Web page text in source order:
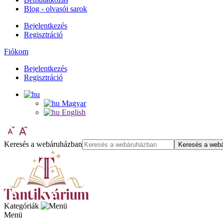
Blog - olvasói sarok
Bejelentkezés
Regisztráció
Fiókom
Bejelentkezés
Regisztráció
Magyar
English
Keresés a webáruházban Keresés a
Kategóriák
Menü